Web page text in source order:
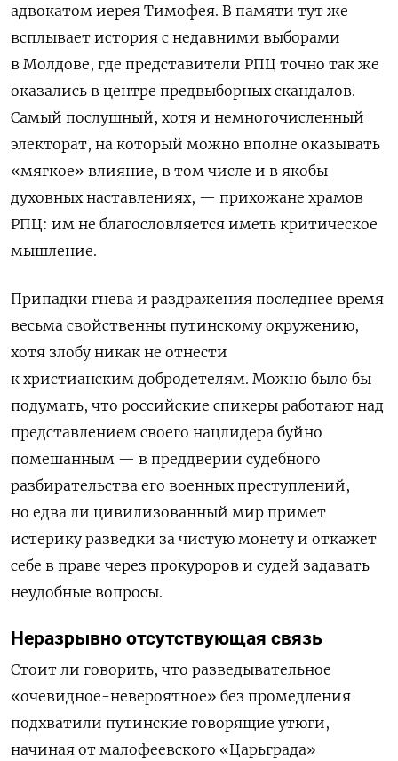
адвокатом иерея Тимофея. В памяти тут же
всплывает история с недавними выборами
в Молдове, где представители РПЦ точно так же
оказались в центре предвыборных скандалов.
Самый послушный, хотя и немногочисленный
электорат, на который можно вполне оказывать
«мягкое» влияние, в том числе и в якобы
духовных наставлениях, — прихожане храмов
РПЦ: им не благословляется иметь критическое
мышление.
Припадки гнева и раздражения последнее время
весьма свойственны путинскому окружению,
хотя злобу никак не отнести
к христианским добродетелям. Можно было бы
подумать, что российские спикеры работают над
представлением своего нацлидера буйно
помешанным — в преддверии судебного
разбирательства его военных преступлений,
но едва ли цивилизованный мир примет
истерику разведки за чистую монету и откажет
себе в праве через прокуроров и судей задавать
неудобные вопросы.
Неразрывно отсутствующая связь
Стоит ли говорить, что разведывательное
«очевидное-невероятное» без промедления
подхватили путинские говорящие утюги,
начиная от малофеевского «Царьграда»